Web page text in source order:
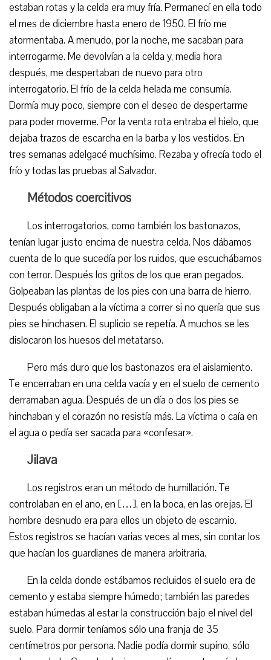
estaban rotas y la celda era muy fría. Permanecí en ella todo
el mes de diciembre hasta enero de 1950. El frío me
atormentaba. A menudo, por la noche, me sacaban para
interrogarme. Me devolvían a la celda y, media hora
después, me despertaban de nuevo para otro
interrogatorio. El frío de la celda helada me consumía.
Dormía muy poco, siempre con el deseo de despertarme
para poder moverme. Por la venta rota entraba el hielo, que
dejaba trazos de escarcha en la barba y los vestidos. En
tres semanas adelgacé muchísimo. Rezaba y ofrecía todo el
frío y todas las pruebas al Salvador.
Métodos coercitivos
Los interrogatorios, como también los bastonazos,
tenían lugar justo encima de nuestra celda. Nos dábamos
cuenta de lo que sucedía por los ruidos, que escuchábamos
con terror. Después los gritos de los que eran pegados.
Golpeaban las plantas de los pies con una barra de hierro.
Después obligaban a la víctima a correr si no quería que sus
pies se hinchasen. El suplicio se repetía. A muchos se les
dislocaron los huesos del metatarso.
Pero más duro que los bastonazos era el aislamiento.
Te encerraban en una celda vacía y en el suelo de cemento
derramaban agua. Después de un día o dos los pies se
hinchaban y el corazón no resistía más. La víctima o caía en
el agua o pedía ser sacada para «confesar».
Jilava
Los registros eran un método de humillación. Te
controlaban en el ano, en […], en la boca, en las orejas. El
hombre desnudo era para ellos un objeto de escarnio.
Estos registros se hacían varias veces al mes, sin contar los
que hacían los guardianes de manera arbitraria.
En la celda donde estábamos recluidos el suelo era de
cemento y estaba siempre húmedo; también las paredes
estaban húmedas al estar la construcción bajo el nivel del
suelo. Para dormir teníamos sólo una franja de 35
centímetros por persona. Nadie podía dormir supino, sólo